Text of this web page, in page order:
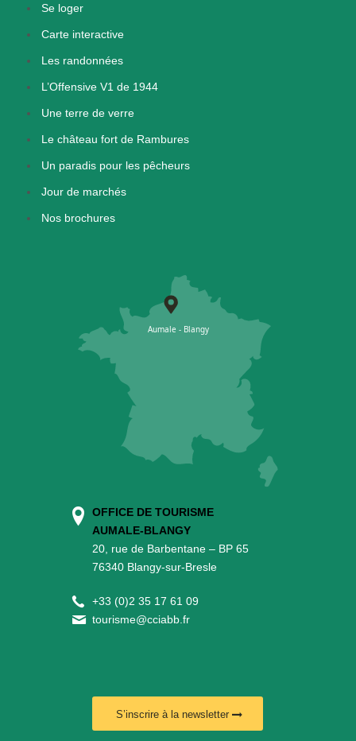
Se loger
Carte interactive
Les randonnées
L’Offensive V1 de 1944
Une terre de verre
Le château fort de Rambures
Un paradis pour les pêcheurs
Jour de marchés
Nos brochures
OFFICE DE TOURISME
AUMALE-BLANGY
20, rue de Barbentane – BP 65
76340 Blangy-sur-Bresle
+33 (0)2 35 17 61 09
tourisme@cciabb.fr
S’inscrire à la newsletter